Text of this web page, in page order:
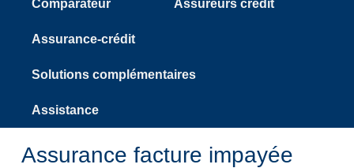
Comparateur Assureurs crédit
Assurance-crédit
Solutions complémentaires
Assistance
Assurance facture impayée